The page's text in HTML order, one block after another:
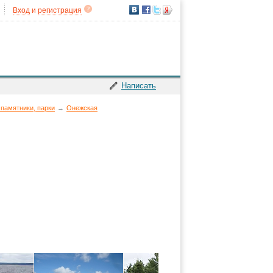
Вход и регистрация
Написать
парки → Онежская